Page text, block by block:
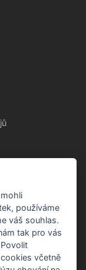
465
používáme
váš souhlas.
tak pro vás
včetně